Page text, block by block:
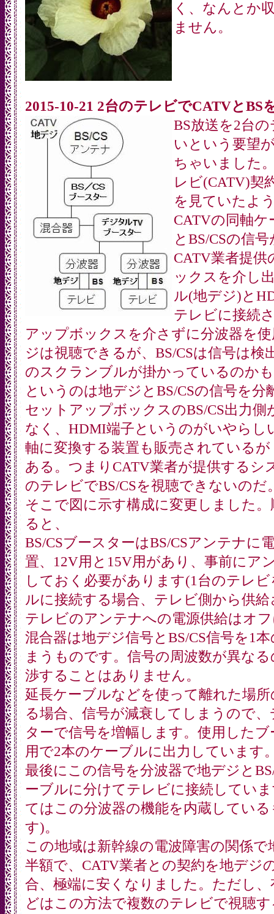
く、なんとか
ません。
2015-10-21 2台のテレビでCATVとBS
BS放送を2台
いという要望
ちゃいました
レビ(CATV)契
を見ていたよ
CATVの同軸
とBS/CSの信
CATV業者提
ックスを介し
ル(地デジ)と
テレビに接続
アップボックスを介さずに分波器を
ジは視聴できるが、BS/CSは信号は検
のスクランブルが掛かっているのか
というのは地デジとBS/CSの信号を分
セットアップボックスのBS/CS出力
なく、HDMI端子というのがいやらし
軸に変換する装置も販売されている
ある。つまりCATV業者が提供するシ
のテレビでBS/CSを視聴できないのだ
そこで図に示す構成に変更しました
ると、
BS/CSブースターはBS/CSアンテナに
置、12V用と15V用があり、事前にア
しておく必要があります(1台のテレビ
ルに接続する場合、テレビ側から供
テレビのアンテナへの電源供給はオ
混合器は地デジ信号とBS/CS信号を1
まうものです。信号の周波数が異な
渉することはありません。
延長ケーブルなどを使って離れた場
る場合、信号が減衰してしまうので
ターで信号を増幅します。使用した
用で2本のケーブルに出力しています
最後にこの信号を分波器で地デジと
ーブルに分けてテレビに接続してい
てはこの分波器の機能を内蔵してい
す)。
この地域は新幹線の電波障害の関係
半額で、CATV業者との契約を地デジ
合、極端に安くなりました。ただし
どはこの方法で複数のテレビで視聴